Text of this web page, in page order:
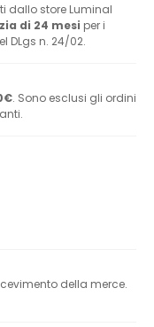
dallo store Luminal
di 24 mesi per i
DLgs n. 24/02.
. Sono esclusi gli ordini
della merce.